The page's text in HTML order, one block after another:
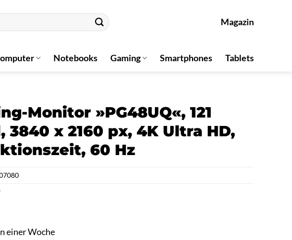
Magazin
Notebooks Gaming Smartphones Tablets
Monitor »PG48UQ«, 121
3840 x 2160 px, 4K Ultra HD,
60 Hz
einer Woche